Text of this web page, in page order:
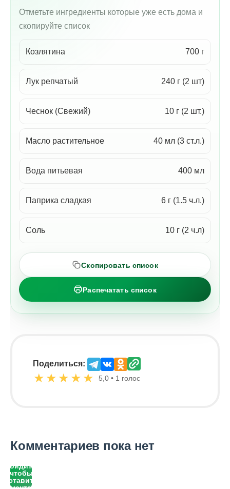
Отметьте ингредиенты которые уже есть дома и
скопируйте список
Козлятина 700 г
Лук репчатый 240 г (2 шт)
Чеснок (Свежий) 10 г (2 шт.)
Масло растительное 40 мл (3 ст.л.)
Вода питьевая 400 мл
Паприка сладкая 6 г (1.5 ч.л.)
Соль 10 г (2 ч.л)
Скопировать список
Распечатать список
Поделиться:
★ ★ ★ ★ ★ 5,0 • 1 голос
Комментариев пока нет
Войдите,
чтобы
оставить